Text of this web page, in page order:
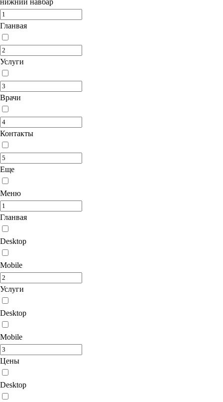
нижний навбар
Гланвая
Услуги
Врачи
Контакты
Еще
Меню
Гланвая
Desktop
Mobile
Услуги
Desktop
Mobile
Цены
Desktop